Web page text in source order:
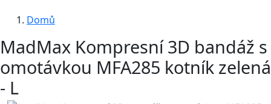
Domů
MadMax Kompresní 3D bandáž s
omotávkou MFA285 kotník zelená
- L